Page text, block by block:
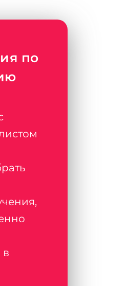
по
в